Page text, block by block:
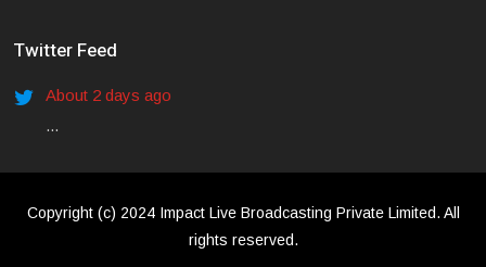
Twitter Feed
About 2 days ago
...
Copyright (c) 2024 Impact Live Broadcasting Private Limited. All
rights reserved.